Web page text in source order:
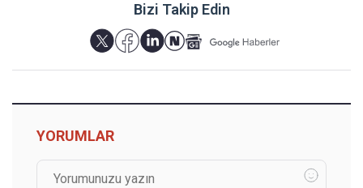
Bizi Takip Edin
YORUMLAR